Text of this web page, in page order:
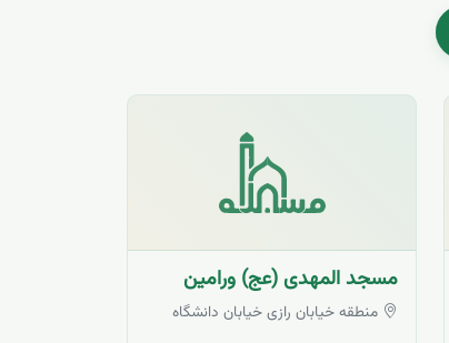
مسجد المهدی (عج) ورامین
منطقه خیابان رازی خیابان دانشگاه